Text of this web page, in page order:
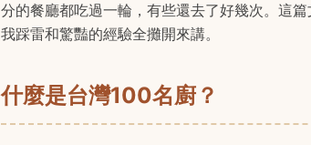
分的餐廳都吃過一輪，有些還去了好幾次。這
我踩雷和驚豔的經驗全攤開來講。
什麼是台灣100名廚？